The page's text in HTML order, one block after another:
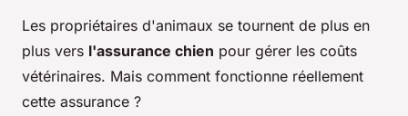
Les propriétaires d'animaux se tournent de plus en
plus vers l'assurance chien pour gérer les coûts
vétérinaires. Mais comment fonctionne réellement
cette assurance ?